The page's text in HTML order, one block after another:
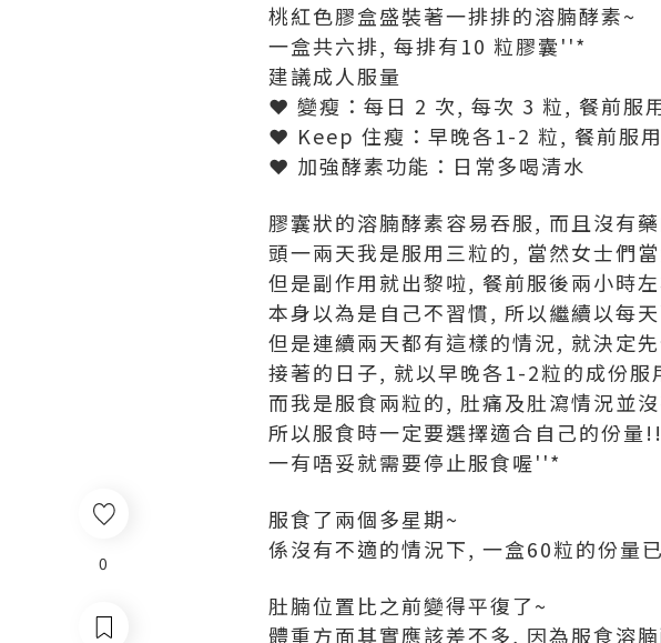
0
桃紅色膠盒盛裝著一排排的溶腩酵素~
一盒共六排, 每排有10 粒膠囊''*
建議成人服量
❤ 變瘦：每日 2 次, 每次 3 粒, 餐前服
❤ Keep 住瘦：早晚各1-2 粒, 餐前服用
❤ 加強酵素功能：日常多喝清水
膠囊狀的溶腩酵素容易吞服, 而且沒有
頭一兩天我是服用三粒的, 當然女士們
但是副作用就出黎啦, 餐前服後兩小時
本身以為是自己不習慣, 所以繼續以每
但是連續兩天都有這樣的情況, 就決定
接著的日子, 就以早晚各1-2粒的成份服
而我是服食兩粒的, 肚痛及肚瀉情況並
所以服食時一定要選擇適合自己的份量!!
一有唔妥就需要停止服食喔''*
服食了兩個多星期~
係沒有不適的情況下, 一盒60粒的份量
肚腩位置比之前變得平復了~
體重方面其實應該差不多, 因為服食溶